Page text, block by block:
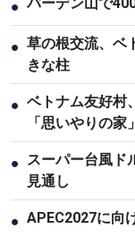
●
● 草の根交流、ベ
きな柱
● ベトナム友好村
「思いやりの家」
●
スーパー台風
見通し
● APEC2027に向